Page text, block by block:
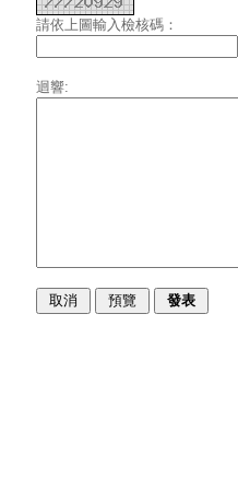
請依上圖輸入檢核碼：
迴響: